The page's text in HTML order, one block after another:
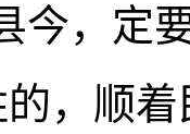
今，定
，顺